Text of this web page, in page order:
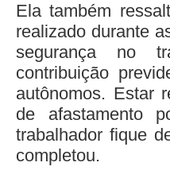
Ela também
realizado durante
segurança no
contribuição
autônomos. Estar
de afastamento
trabalhador fique
completou.